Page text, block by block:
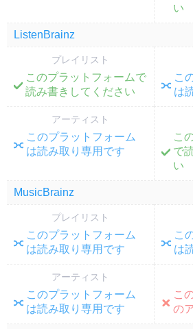
い
ListenBrainz
プレイリスト
;
このプラットフォームで
読み書きしてください
;
こ
は
アーティスト
;
このプラットフォーム
は読み取り専用です
;
こ
で
い
MusicBrainz
プレイリスト
;
このプラットフォーム
は読み取り専用です
;
こ
は
アーティスト
;
このプラットフォーム
は読み取り専用です
;
こ
の